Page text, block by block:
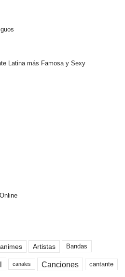
Latina más Famosa y Sexy
animes Artistas Bandas
canales Canciones cantante